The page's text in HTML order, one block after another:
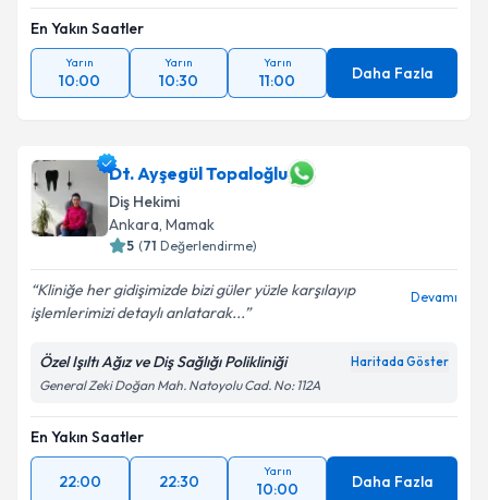
En Yakın Saatler
Yarın
10:00
Yarın
10:30
Yarın
11:00 Daha Fazla
Dt. Ayşegül Topaloğlu
Diş Hekimi
Ankara, Mamak
5 (71 Değerlendirme)
Kliniğe her gidişimizde bizi güler yüzle karşılayıp
işlemlerimizi detaylı anlatarak...
Devamı
Özel Işıltı Ağız ve Diş Sağlığı Polikliniği Haritada Göster
General Zeki Doğan Mah. Natoyolu Cad. No: 112A
En Yakın Saatler
22:00 22:30
Yarın
10:00 Daha Fazla